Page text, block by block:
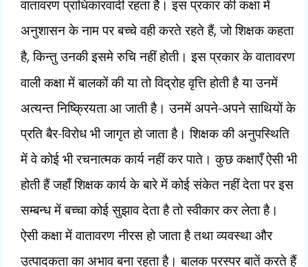
वातावरण प्राधिकारवादी रहता है। इस प्रकार की कक्षा में
अनुशासन के नाम पर बच्चे वही करते रहते हैं,जो शिक्षक कहता
है,किन्तु उनकी इसमे रुचि नहीं होती। इस प्रकार के वातावरण
वाली कक्षा में बालकों की या तो विद्रोह वृत्ति होती है या उनमें
अत्यन्त निष्क्रियता आ जाती है। उनमें अपने-अपने साथियों के
प्रति बैर-विरोध भी जागृत हो जाता है। शिक्षक की अनुपस्थिति
में वे कोई भी रचनात्मक कार्य नहीं कर पाते। कुछ कक्षाएँ ऐसी भी
होती हैं जहाँ शिक्षक कार्य के बारे में कोई संकेत नहीं देता पर इस
सम्बन्ध में बच्चा कोई सुझाव देता है तो स्वीकार कर लेता है।
ऐसी कक्षा में वातावरण नीरस हो जाता है तथा व्यवस्था और
उत्पादकता का अभाव बना रहता है। बालक परस्पर बातें करते हैं